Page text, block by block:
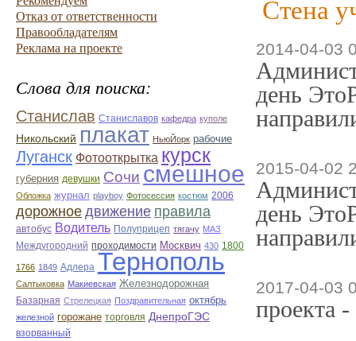
Отказ от ответственности
Правообладателям
Реклама на проекте
Слова для поиска:
Станислав Станиславов кафедра куполе
Никольский плакат НьюЙорк рабочие
Луганск Фотооткрытка курск
губерния девушки Сочи смешное
Обложка журнал playboy Фотосессия костюм 2006
дорожное движение правила
автобус Водитель Полуприцеп тягачу МАЗ
Междугородний проходимости Москвич 430 1800
1766 1849 Адлера Тернополь
Салтыковка Макиевская Железнодорожная
Базарная Стрелецкая Поздравительная октябрь
железной горожане торговля ДнепроГЭС
взорванный
Стена
2014-04-03
день
2015-04-02
день
2017-04-03
проекта